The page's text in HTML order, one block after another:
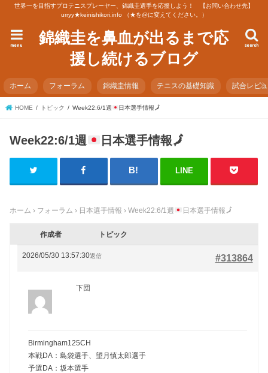
世界一を目指すプロテニスプレーヤー、錦織圭選手を応援しよう！ 【お問い合わせ先】
urryy★keinishikori.info （★を@に変えてください。）
錦織圭を鼻血が出るまで応
援し続けるブログ
search
menu
ホーム フォーラム 錦織圭情報 テニスの基礎知識 試合レビ
HOME トピック Week22:6/1週 日本選手情報🗾
Week22:6/1週 日本選手情報🗾
LINE
ホーム › フォーラム › 日本選手情報 › Week22:6/1週 日本選手情報🗾
作成者 トピック
2026/05/30 13:57:30 #313864
返信
下団
Birmingham125CH
本戦DA：島袋選手、望月慎太郎選手
予選DA：坂本選手